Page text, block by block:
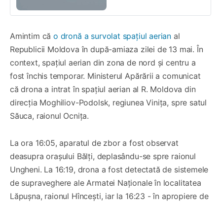
Amintim căo dronă a survolat spațiul aerian al
Republicii Moldova în după-amiaza zilei de 13 mai. În
context, spațiul aerian din zona de nord și centru a
fost închis temporar. Ministerul Apărării a comunicat
că drona a intrat în spațiul aerian al R. Moldova din
direcția Moghiliov-Podolsk, regiunea Vinița, spre satul
Săuca, raionul Ocnița.
La ora 16:05, aparatul de zbor a fost observat
deasupra orașului Bălți, deplasându-se spre raionul
Ungheni. La 16:19, drona a fost detectată de sistemele
de supraveghere ale Armatei Naționale în localitatea
Lăpușna, raionul Hîncești, iar la 16:23 - în apropiere de